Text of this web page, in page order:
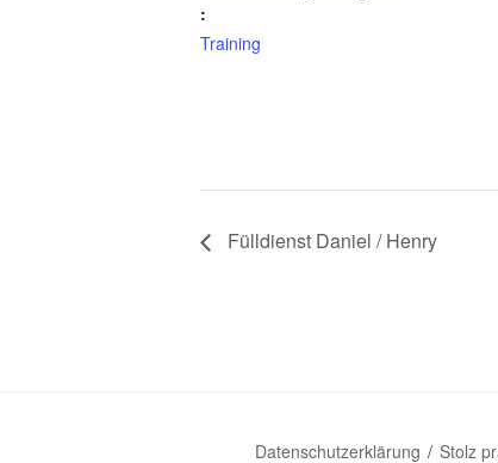
:
Training
Fülldienst Daniel / Henry
Datenschutzerklärung Stolz